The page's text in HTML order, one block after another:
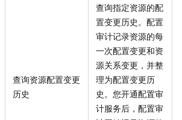
查询资源配置变更
历史
查询指定资源的配
置变更历史。配置
审计记录资源的每
一次配置变更和资
源关系变更，并整
理为配置变更历
史。您开通配置审
计服务后，配置审